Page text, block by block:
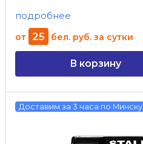
подробнее
от 25 бел. руб. за сутки
В корзину
Доставим за 3 часа по Минску